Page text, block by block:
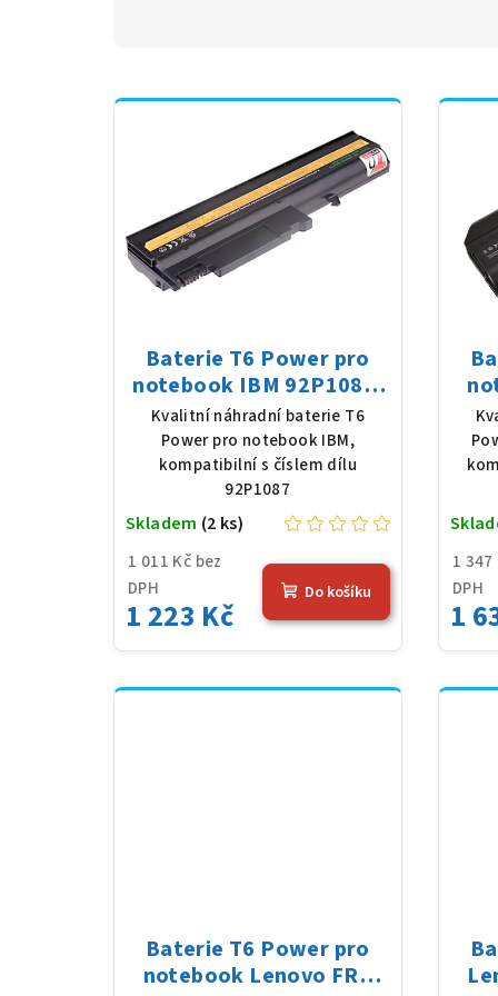
Baterie T6 Power pro
notebook IBM 92P1087,
Li-Ion, 10,8 V, 5200 mAh
(56 Wh), černá
Kvalitní náhradní baterie T6
Power pro notebook IBM,
kompatibilní s číslem dílu
92P1087
1 011 Kč bez
DPH
1 223 Kč
Skladem (2 ks)
Do košíku
1 347
DPH
1
Baterie T6 Power pro
notebook Lenovo FRU